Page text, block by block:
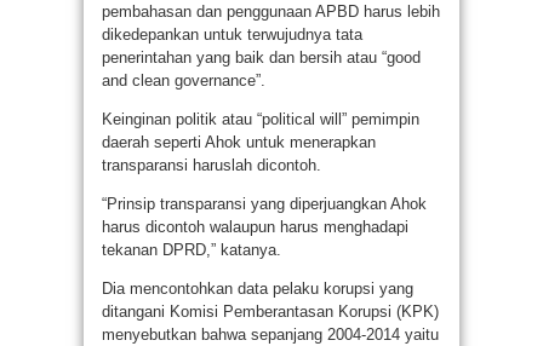
pembahasan dan penggunaan APBD harus lebih
dikedepankan untuk terwujudnya tata
penerintahan yang baik dan bersih atau “good
and clean governance”.
Keinginan politik atau “political will” pemimpin
daerah seperti Ahok untuk menerapkan
transparansi haruslah dicontoh.
“Prinsip transparansi yang diperjuangkan Ahok
harus dicontoh walaupun harus menghadapi
tekanan DPRD,” katanya.
Dia mencontohkan data pelaku korupsi yang
ditangani Komisi Pemberantasan Korupsi (KPK)
menyebutkan bahwa sepanjang 2004-2014 yaitu